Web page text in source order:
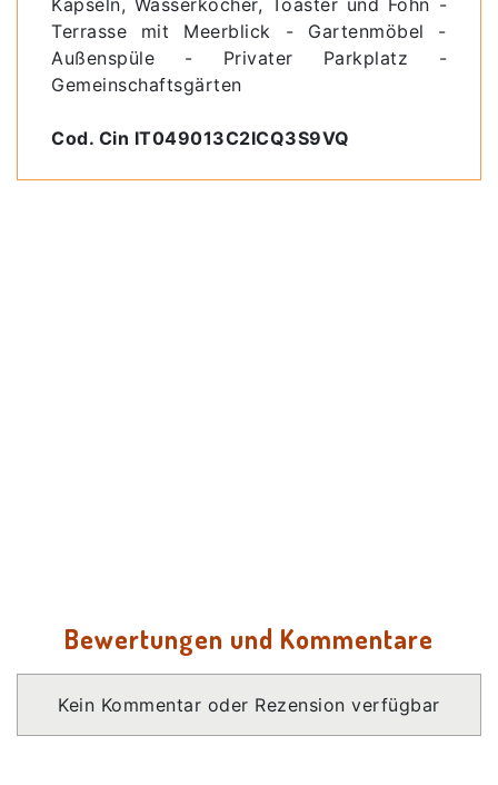
Terrasse mit Meerblick - Gartenmöbel -
Außenspüle - Privater Parkplatz -
Gemeinschaftsgärten
Cod. Cin IT049013C2ICQ3S9VQ
Bewertungen und Kommentare
Kein Kommentar oder Rezension verfügbar